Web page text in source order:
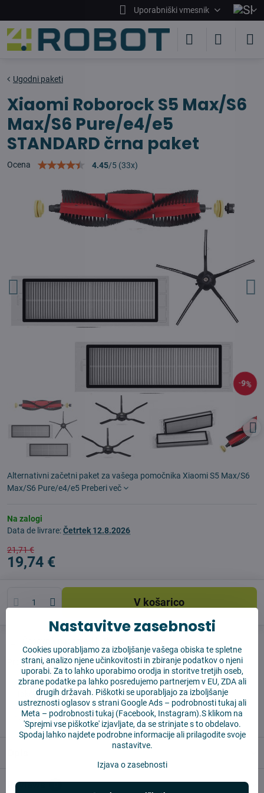
Uporabniški vmesnik
9%
Ugodni paketi
Xiaomi Roborock S5 Max/S6
Max/S6 Pure/e4/e5
STANDARD črna paket
Ocena 4.45/5 (33x)
Alternativni začetni paket za vašega pomočnika Xiaomi S5 Max/S6
Max/S6 Pure/e4/e5 Preberi več
Na zalogi
Data de livrare:Četrtek 12.8.2026
21,71 €
19,74 €
V košarico
Producent:Vysajto.sk
✅ Takoj pripravljeno za pošiljanje
✅ BREZPLAČNA dostava nad 55 EUR
✅14 dni za vračilo blaga
Reviews 0
Nastavitve zasebnosti
Cookies uporabljamo za izboljšanje vašega obiska te spletne
strani, analizo njene učinkovitosti in zbiranje podatkov o njeni
uporabi. Za to lahko uporabimo orodja in storitve tretjih oseb,
zbrane podatke pa lahko posredujemo partnerjem v EU, ZDA ali
drugih državah. Piškotki se uporabljajo za izboljšanje
ustreznosti oglasov s strani Google Ads – podrobnosti tukajali
Meta – podrobnosti tukaj (Facebook, Instagram).S klikom na
'Sprejmi vse piškotke' izjavljate, da se strinjate s to obdelavo.
Spodaj lahko najdete podrobne informacije ali prilagodite svoje
nastavitve.
Izjava o zasebnosti